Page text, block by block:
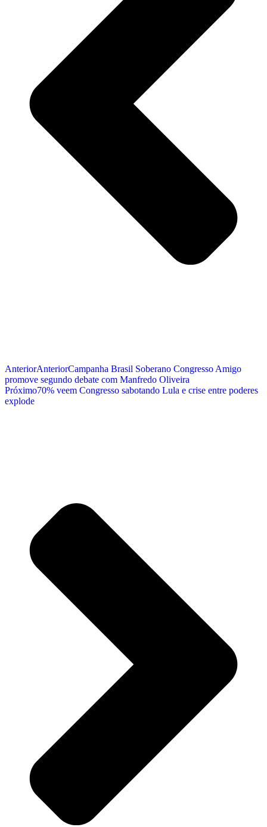
AnteriorAnteriorCampanha Brasil Soberano Congresso Amigo
promove segundo debate com Manfredo Oliveira
Próximo70% veem Congresso sabotando Lula e crise entre poderes
explode